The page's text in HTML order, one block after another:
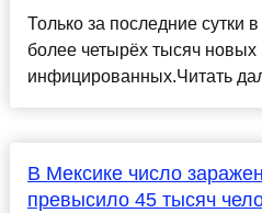
Только за последние сутки
более четырёх тысяч новых
инфицированных.Читать
В Мексике число
превысило 45 тысяч